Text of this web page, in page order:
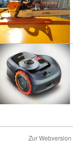
Zur Webversion